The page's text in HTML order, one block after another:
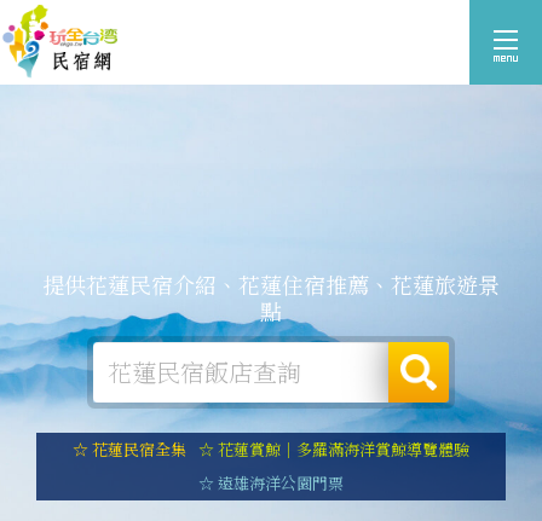
提供花蓮民宿介紹、花蓮住宿推薦、花蓮旅遊景
點
☆ 花蓮民宿全集 ☆ 花蓮賞鯨｜多羅滿海洋賞鯨導覽體驗
☆ 遠雄海洋公園門票